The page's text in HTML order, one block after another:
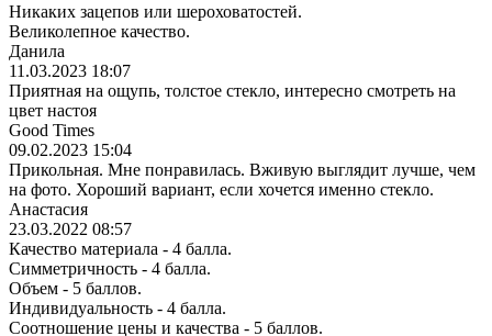
Никаких зацепов или шероховатостей.
Великолепное качество.
Данила
11.03.2023 18:07
Приятная на ощупь, толстое стекло, интересно смотреть на
цвет настоя
Good Times
09.02.2023 15:04
Прикольная. Мне понравилась. Вживую выглядит лучше, чем
на фото. Хороший вариант, если хочется именно стекло.
Анастасия
23.03.2022 08:57
Качество материала - 4 балла.
Симметричность - 4 балла.
Объем - 5 баллов.
Индивидуальность - 4 балла.
Соотношение цены и качества - 5 баллов.